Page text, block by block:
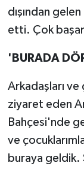
dışından
etti. Çok
'BURADA
Arkadaşları
ziyaret eden
Bahçesi'nde
ve
buraya geldik.